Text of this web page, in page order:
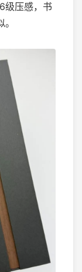
级压感，书